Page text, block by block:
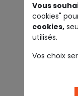
Vous
cookies"
cookies,
utilisés.
Vos choix